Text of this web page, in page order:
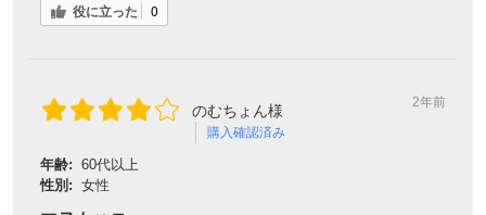
役に立った 0
のむちょん様
購入確認済み
2年前
年齢: 60代以上
性別: 女性